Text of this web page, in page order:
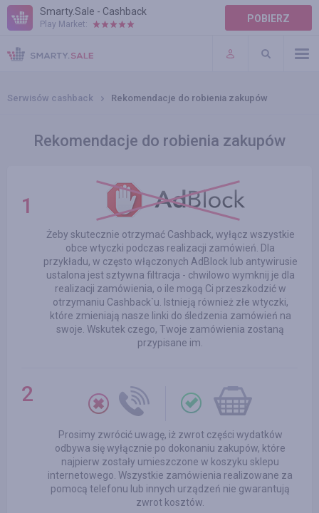
Smarty.Sale - Cashback
Play Market: POBIERZ
POMOC
WARUNKI
Serwisów cashback Rekomendacje do robienia zakupów
Rekomendacje do robienia zakupów
Żeby skutecznie otrzymać Cashback, wyłącz wszystkie
obce wtyczki podczas realizacji zamówień. Dla
przykładu, w często włączonych AdBlock lub antywirusie
ustalona jest sztywna filtracja - chwilowo wymknij je dla
realizacji zamówienia, o ile mogą Ci przeszkodzić w
otrzymaniu Cashback`u. Istnieją również złe wtyczki,
które zmieniają nasze linki do śledzenia zamówień na
swoje. Wskutek czego, Twoje zamówienia zostaną
przypisane im.
Prosimy zwrócić uwagę, iż zwrot części wydatków
odbywa się wyłącznie po dokonaniu zakupów, które
najpierw zostały umieszczone w koszyku sklepu
internetowego. Wszystkie zamówienia realizowane za
pomocą telefonu lub innych urządzeń nie gwarantują
zwrot kosztów.